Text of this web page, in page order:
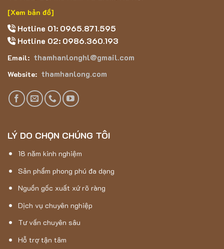
[Xem bản đồ]
Hotline 01: 0965.871.595
Hotline 02: 0986.360.193
Email: thamhanlonghl@gmail.com
Website: thamhanlong.com
LÝ DO CHỌN CHÚNG TÔI
18 năm kinh nghiệm
Sản phẩm phong phú đa dạng
Nguồn gốc xuất xứ rõ ràng
Dịch vụ chuyên nghiệp
Tư vấn chuyên sâu
Hỗ trợ tận tâm